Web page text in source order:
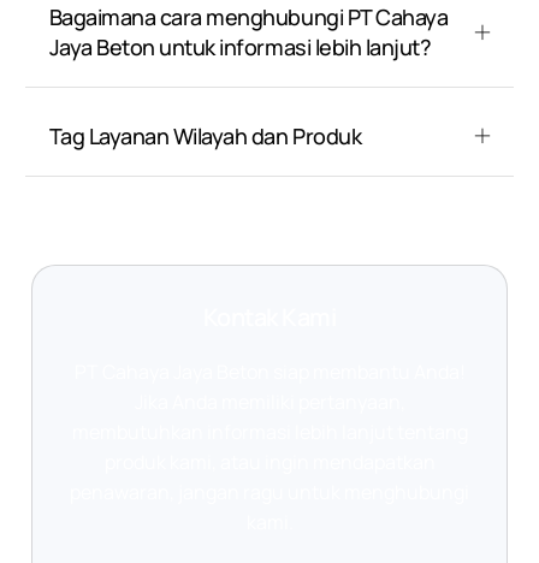
Bagaimana cara menghubungi PT Cahaya
Jaya Beton untuk informasi lebih lanjut?
Tag Layanan Wilayah dan Produk